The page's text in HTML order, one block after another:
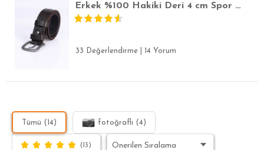
Erkek %100 Hakiki Deri 4 cm Spor Kahverengi Kemer
33 Değerlendirme 14 Yorum
Tümü (14) fotoğraflı (4)
(13)